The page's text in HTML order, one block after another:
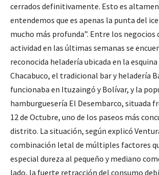
cerrados definitivamente. Esto es
entendemos que es apenas la punta del
mucho más profunda”. Entre los negocios
actividad en las últimas semanas se
reconocida heladería ubicada en la esquina
Chacabuco, el tradicional bar y heladería
funcionaba en Ituzaingó y Bolívar, y la
hamburguesería El Desembarco, situada
12 de Octubre, uno de los paseos más
distrito. La situación, según explicó
combinación letal de múltiples factores
especial dureza al pequeño y mediano
lado, la fuerte retracción del consumo